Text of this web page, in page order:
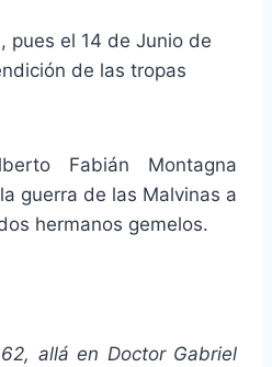
pues el 14 de Junio de
de las tropas
Fabián Montagna
guerra de las Malvinas a
hermanos gemelos.
allá en Doctor Gabriel